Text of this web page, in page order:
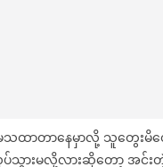
သထာတာနေမှာလို့ သူတွေးမိ
ပ်သွားမလို့လားဆိုတော့ အင်